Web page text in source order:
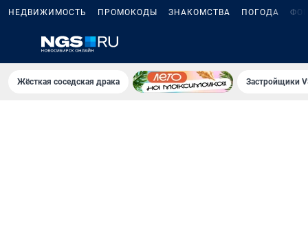
НЕДВИЖИМОСТЬ ПРОМОКОДЫ ЗНАКОМСТВА ПОГОДА
Жёсткая соседская драка Застройщики